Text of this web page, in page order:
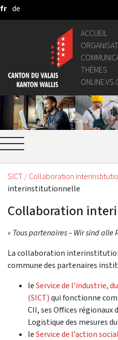
Saut au contenu principal
fr de
ACCUEIL
THÈMES
SICT Collaboration
interinstitutionnelle
Collaboration
« Tous partenaires – Wir sind alle
La collaboration
commune des partenaires
leService de l’industrie,
(SICT)qui fonctionne
CII, ses Offices régionaux
Logistique des mesures
leService de l’action